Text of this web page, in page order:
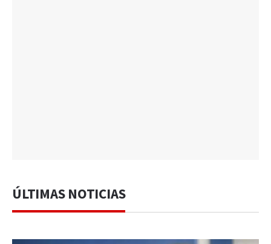
ÚLTIMAS NOTICIAS